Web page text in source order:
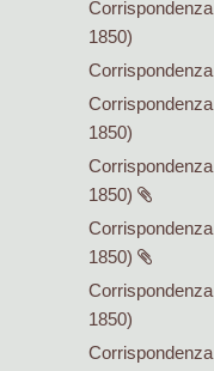
Corrispondenza
1850)
Corrispondenza
Corrispondenza
1850)
Corrispondenza
1850)
Corrispondenza
1850)
Corrispondenza
1850)
Corrispondenza